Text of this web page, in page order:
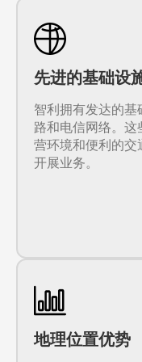
先进的基础设
智利拥有发达的
路和电信网络。
营环境和便利的
开展业务。
地理位置优势